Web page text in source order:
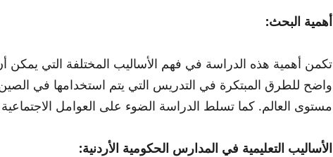
أهمية البحث:
تكمن أهمية هذه الدراسة في فهم الأساليب المختلفة التي
واضح للطرق المبتكرة في التدريس التي يتم استخدامها في
مستوى العالم. كما تسلط الدراسة الضوء على العوامل الاجتماعية
الأساليب التعليمية في المدارس الحكومية الأردنية: